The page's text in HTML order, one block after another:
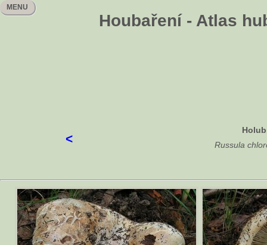
Houbaření - Atlas
MENU
<
Russula